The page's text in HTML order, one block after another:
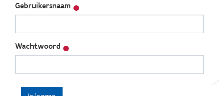
Gebruikersnaam
Wachtwoord